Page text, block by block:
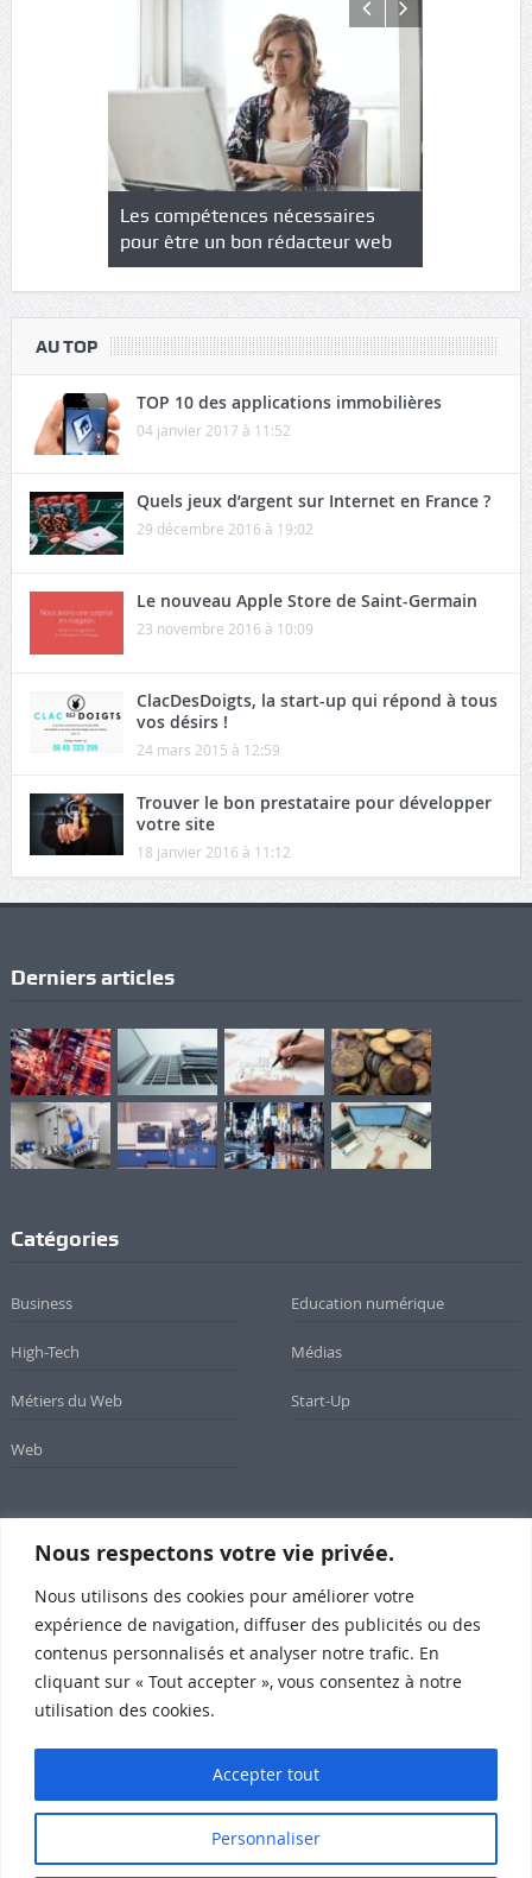
Nous respectons votre vie privée.
Nous utilisons des cookies pour améliorer votre
expérience de navigation, diffuser des publicités ou des
contenus personnalisés et analyser notre trafic. En
cliquant sur « Tout accepter », vous consentez à notre
utilisation des cookies.
Personnaliser
Accepter tout
: un
Les compétences nécessaires
pour être un bon rédacteur web
Quel est
AU TOP
TOP 10 des applications immobilières
04 janvier 2017 à 11:52
Quels jeux d’argent sur Internet en France ?
29 décembre 2016 à 19:02
Le nouveau Apple Store de Saint-Germain
23 novembre 2016 à 10:09
ClacDesDoigts, la start-up qui répond à tous
vos désirs !
24 mars 2015 à 12:59
Trouver le bon prestataire pour développer
votre site
18 janvier 2016 à 11:12
Derniers articles
Catégories
Business Education numérique
High-Tech Médias
Métiers du Web Start-Up
Web
Newsletter
Inscrivez-vous à notre newsletter
SomeWeb @2015 Propulsé par Wordpress